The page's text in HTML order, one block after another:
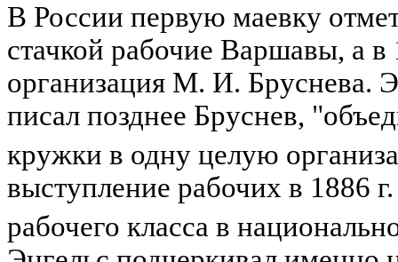
В России первую маевку
стачкой рабочие Варшавы, а в
организация М. И. Бруснева.
писал позднее Бруснев,
кружки в одну целую
выступление рабочих в 1886
рабочего класса в